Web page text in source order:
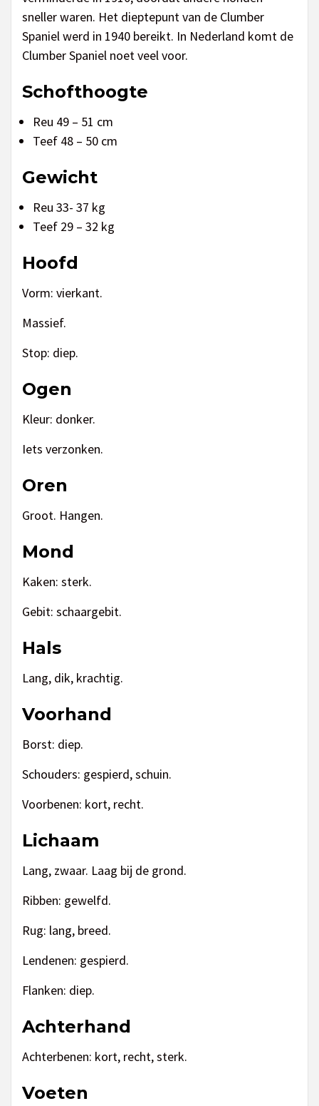
sneller waren. Het dieptepunt van de Clumber
Spaniel werd in 1940 bereikt. In Nederland komt de
Clumber Spaniel noet veel voor.
Schofthoogte
Reu 49 – 51 cm
Teef 48 – 50 cm
Gewicht
Reu 33- 37 kg
Teef 29 – 32 kg
Hoofd
Vorm: vierkant.
Massief.
Stop: diep.
Ogen
Kleur: donker.
Iets verzonken.
Oren
Groot. Hangen.
Mond
Kaken: sterk.
Gebit: schaargebit.
Hals
Lang, dik, krachtig.
Voorhand
Borst: diep.
Schouders: gespierd, schuin.
Voorbenen: kort, recht.
Lichaam
Lang, zwaar. Laag bij de grond.
Ribben: gewelfd.
Rug: lang, breed.
Lendenen: gespierd.
Flanken: diep.
Achterhand
Achterbenen: kort, recht, sterk.
Voeten